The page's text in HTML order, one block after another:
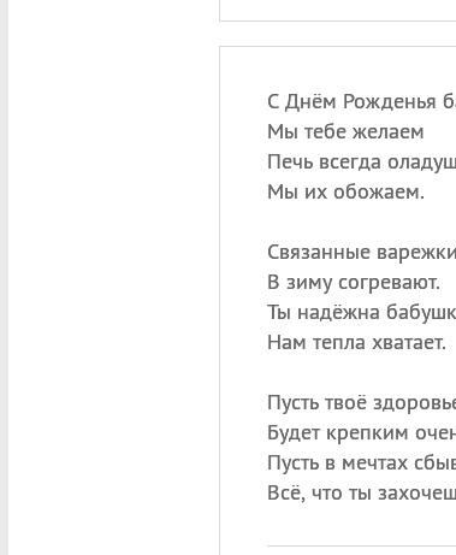
С Днём Рожденья
Мы тебе желаем
Печь всегда
Мы их обожаем.
Связанные варежки
В зиму согревают.
Ты надёжна
Нам тепла хватает.
Пусть твоё
Будет крепким
Пусть в мечтах
Всё, что ты